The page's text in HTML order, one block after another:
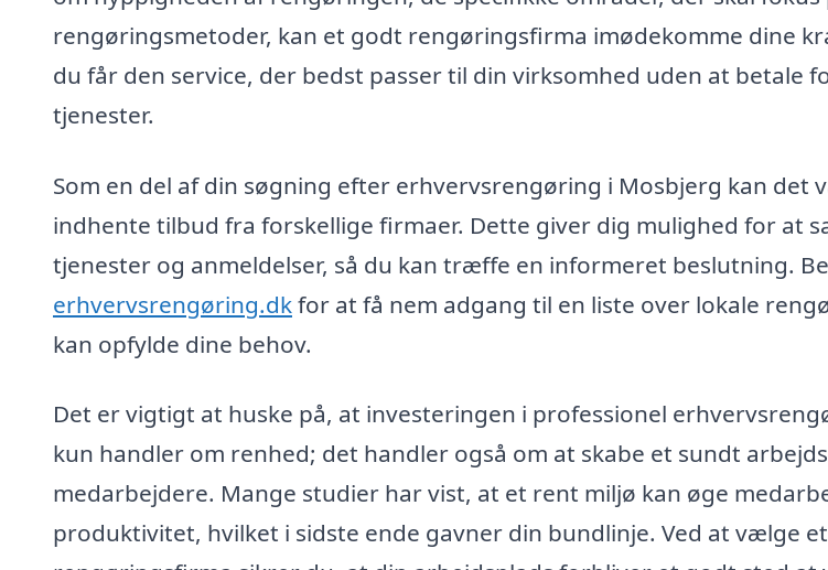
rengøringsmetoder, kan et godt rengøringsfirma imødekomme dine
du får den service, der bedst passer til din virksomhed uden at betale
tjenester.
Som en del af din søgning efter erhvervsrengøring i Mosbjerg kan det
indhente tilbud fra forskellige firmaer. Dette giver dig mulighed for at
tjenester og anmeldelser, så du kan træffe en informeret beslutning.
erhvervsrengøring.dkfor at få nem adgang til en liste over lokale
kan opfylde dine behov.
Det er vigtigt at huske på, at investeringen i professionel
kun handler om renhed; det handler også om at skabe et sundt
medarbejdere. Mange studier har vist, at et rent miljø kan øge
produktivitet, hvilket i sidste ende gavner din bundlinje. Ved at vælge